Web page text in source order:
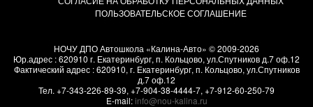
ПОЛЬЗОВАТЕЛЬСКОЕ СОГЛАШЕНИЕ
НОЧУ ДПО Автошкола «Калина-Авто» © 2009-2026
Юр.адрес : 620910 г. Екатеринбург, п. Кольцово, ул.Спутников д.7 оф.12
Фактический адрес :620910, г. Екатеринбург, п. Кольцово, ул.Спутников
д.7 оф.12
Тел. +7-343-226-89-39, +7-904-38-4444-7, +7-912-60-250-79
E-mail:info@nou-kalina.ru